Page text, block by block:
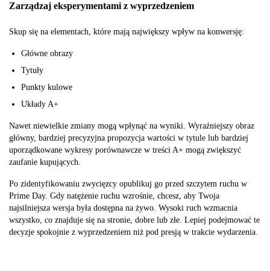
Zarządzaj eksperymentami z wyprzedzeniem
Skup się na elementach, które mają największy wpływ na konwersję:
Główne obrazy
Tytuły
Punkty kulowe
Układy A+
Nawet niewielkie zmiany mogą wpłynąć na wyniki. Wyraźniejszy obraz
główny, bardziej precyzyjna propozycja wartości w tytule lub bardziej
uporządkowane wykresy porównawcze w treści A+ mogą zwiększyć
zaufanie kupujących.
Po zidentyfikowaniu zwycięzcy opublikuj go przed szczytem ruchu w
Prime Day. Gdy natężenie ruchu wzrośnie, chcesz, aby Twoja
najsilniejsza wersja była dostępna na żywo. Wysoki ruch wzmacnia
wszystko, co znajduje się na stronie, dobre lub złe. Lepiej podejmować te
decyzje spokojnie z wyprzedzeniem niż pod presją w trakcie wydarzenia.